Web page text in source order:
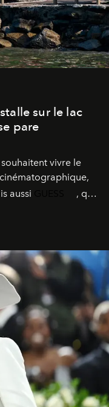
sur le lac
pare
vivre le
aussi
, qui
bateaux et
style les plus